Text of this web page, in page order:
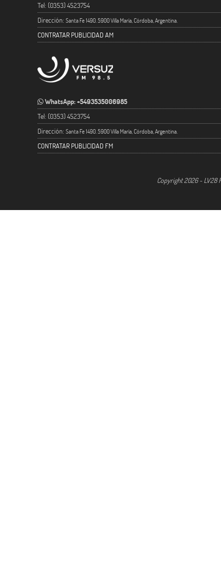
Tel: (0353) 4523754
Dirección: Santa Fe 1490. 5900 Villa María, Córdoba, Argentina.
CONTRATAR PUBLICIDAD AM
WhatsApp: +5493535006985
Tel: (0353) 4523754
Dirección: Santa Fe 1490. 5900 Villa María, Córdoba, Argentina.
CONTRATAR PUBLICIDAD FM
Copyright 2026 - LV28